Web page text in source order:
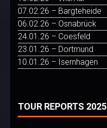
07.02.26 – Bargteheide
06.02.26 – Osnabrück
24.01.26 – Coesfeld
23.01.26 – Dortmund
10.01.26 – Isernhagen
TOUR REPORTS 2025